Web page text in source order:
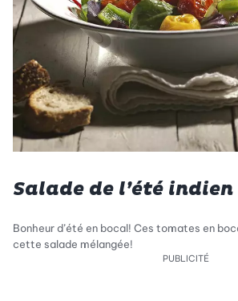
Salade de l’été indien
Bonheur d’été en bocal! Ces tomates en
cette salade mélangée!
PUBLICITÉ